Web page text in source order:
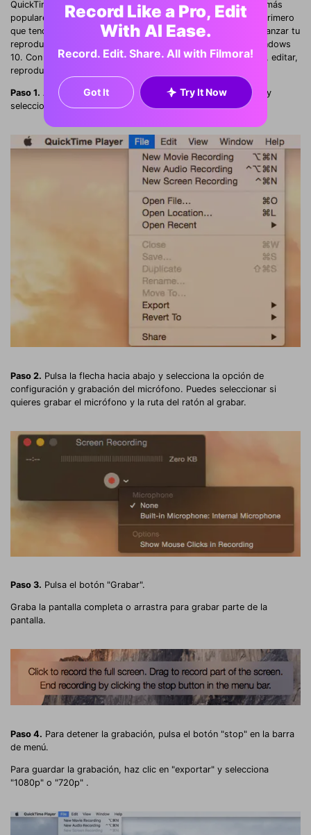
QuickTime es otro de los programas de grabación gratuitos más
populares para grabar partidas a 1080p/60fps. Para ello lo primero
que tendrás que hacer una vez que lo hayas descargado es lanzar tu
reproductor. Ahora QuickTime es accesible con MacOS y Windows
10. Con el grabador de pantalla QuickTime HD podrás grabar, editar,
reproducir y compartir archivos de audio y vídeo fácilmente.
Paso 1. Abre el reproductor QuickTime, haz clic en "Archivo" y
selecciona "Nueva grabación de pantalla"
Paso 2. Pulsa la flecha hacia abajo y selecciona la opción de
configuración y grabación del micrófono. Puedes seleccionar si
quieres grabar el micrófono y la ruta del ratón al grabar.
Paso 3. Pulsa el botón "Grabar".
Graba la pantalla completa o arrastra para grabar parte de la
pantalla.
Paso 4. Para detener la grabación, pulsa el botón "stop" en la barra
de menú.
Para guardar la grabación, haz clic en "exportar" y selecciona
"1080p" o "720p" .
Record Like a Pro, Edit
With AI Ease.
Record. Edit. Share. All with Filmora!
Got It Try It Now